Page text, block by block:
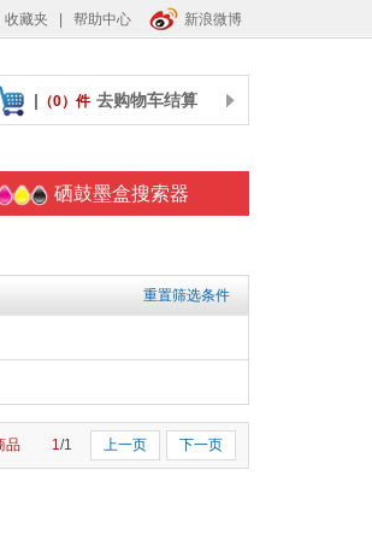
收藏夹 帮助中心 新浪微博
| （0）件 去购物车结算
硒鼓墨盒搜索器
重置筛选条件
品 1/1 上一页 下一页